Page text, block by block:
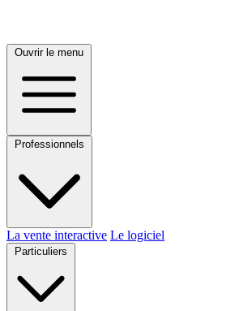
Ouvrir le menu
Professionnels
La vente interactive Le logiciel
Particuliers